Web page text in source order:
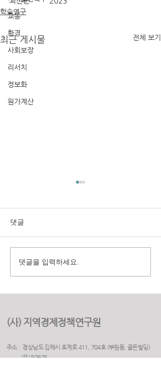
교통
환경
사회보장
리서치
정보화
원가계산
학술연구
최근 게시물 전체 보기
구미시 취업지원센터 만족
도 조사 용역
댓글
댓글을 입력하세요.
(사) 지역경제정책연구원
주소 : 경상남도 김해시 호계로 411, 704호 (부원동, 골든빌딩)
(우) 50925